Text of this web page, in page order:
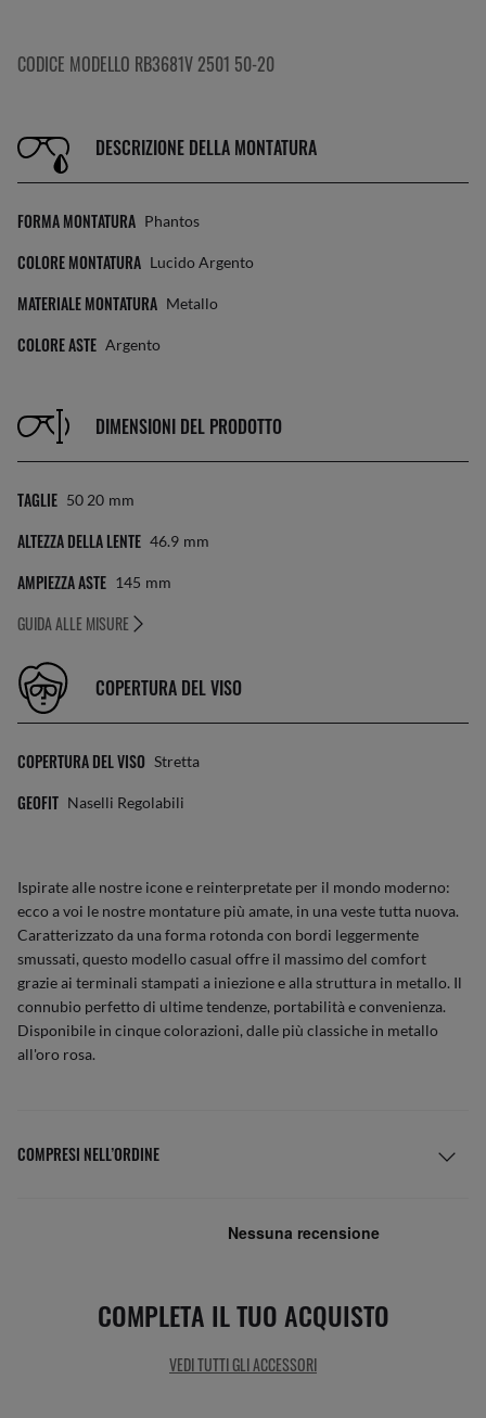
CODICE MODELLO RB3681V 2501 50-20
DESCRIZIONE DELLA MONTATURA
FORMA MONTATURA Phantos
COLORE MONTATURA Lucido Argento
MATERIALE MONTATURA Metallo
COLORE ASTE Argento
DIMENSIONI DEL PRODOTTO
TAGLIE 50 20 Mm
ALTEZZA DELLA LENTE 46.9 Mm
AMPIEZZA ASTE 145 Mm
GUIDA ALLE MISURE
COPERTURA DEL VISO
COPERTURA DEL VISO Stretta
GEOFIT Naselli Regolabili
Ispirate alle nostre icone e reinterpretate per il mondo moderno:
ecco a voi le nostre montature più amate, in una veste tutta nuova.
Caratterizzato da una forma rotonda con bordi leggermente
smussati, questo modello casual offre il massimo del comfort
grazie ai terminali stampati a iniezione e alla struttura in metallo. Il
connubio perfetto di ultime tendenze, portabilità e convenienza.
Disponibile in cinque colorazioni, dalle più classiche in metallo
all'oro rosa.
COMPRESI NELL’ORDINE
COMPLETA IL TUO ACQUISTO
VEDI TUTTI GLI ACCESSORI